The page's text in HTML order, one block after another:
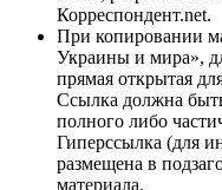
Корреспондент.net.
При копировании
Украины и мира»,
прямая открытая
Ссылка должна
полного либо
Гиперссылка (для
размещена в
материала.